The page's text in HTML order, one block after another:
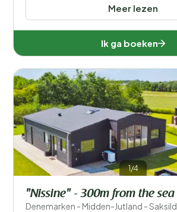
Meer lezen
Ik ga boeken
1/4
"Nissine" - 300m from the sea
Denemarken - Midden-Jutland - Saksild